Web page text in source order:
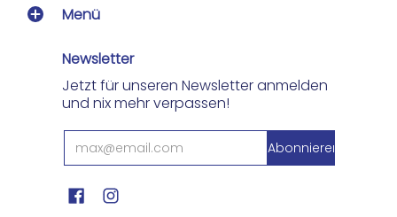
Menü
Newsletter
Jetzt für unseren Newsletter anmelden
und nix mehr verpassen!